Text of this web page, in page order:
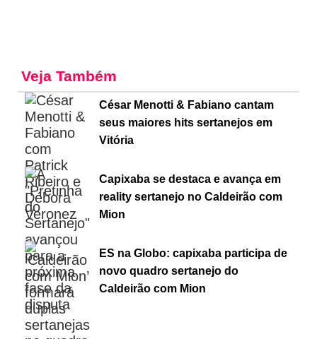
Veja Também
César Menotti & Fabiano cantam
seus maiores hits sertanejos em
Vitória
Capixaba se destaca e avança em
reality sertanejo no Caldeirão com
Mion
ES na Globo: capixaba participa de
novo quadro sertanejo do
Caldeirão com Mion